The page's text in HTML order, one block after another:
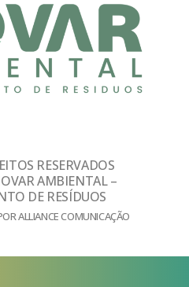
RESERVADOS
AMBIENTAL –
DE RESÍDUOS
ALLIANCE COMUNICAÇÃO